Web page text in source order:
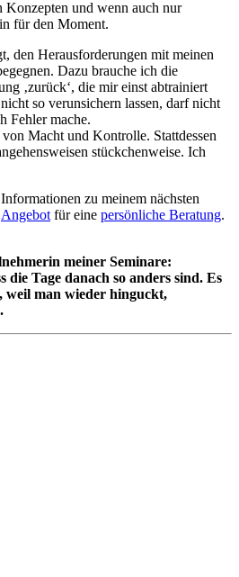
Konzepten und wenn auch nur
für den Moment.
den Herausforderungen mit meinen
Dazu brauche ich die
‚zurück‘, die mir einst abtrainiert
so verunsichern lassen, darf nicht
Fehler mache.
Macht und Kontrolle. Stattdessen
stückchenweise. Ich
zu meinem nächsten
Angebot für eine persönliche Beratung.
meiner Seminare:
die Tage danach so anders sind. Es
weil man wieder hinguckt,